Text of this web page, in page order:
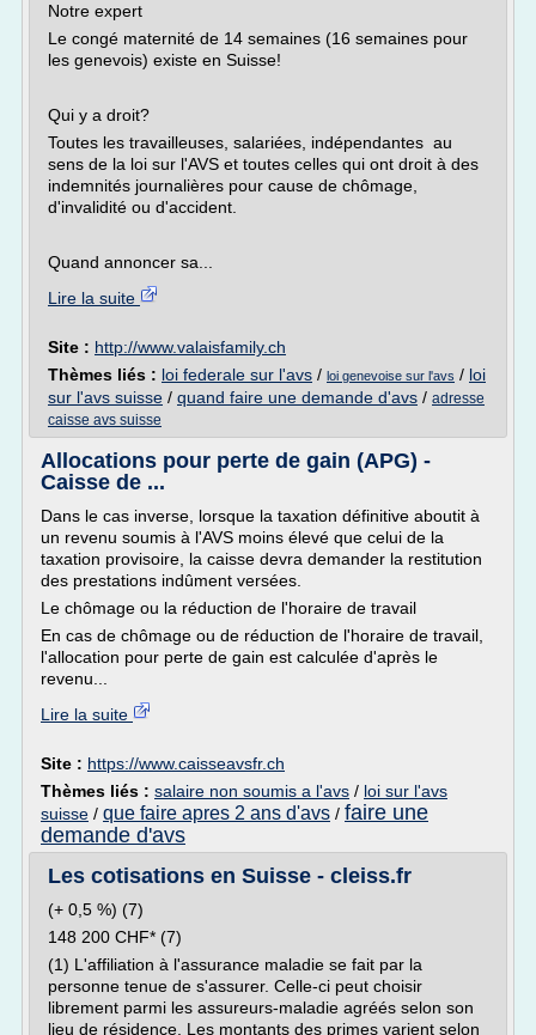
Notre expert
Le congé maternité de 14 semaines (16 semaines pour
les genevois) existe en Suisse!
Qui y a droit?
Toutes les travailleuses, salariées, indépendantes au
sens de la loi sur l'AVS et toutes celles qui ont droit à des
indemnités journalières pour cause de chômage,
d'invalidité ou d'accident.
Quand annoncer sa...
Lire la suite
Site : http://www.valaisfamily.ch
Thèmes liés : loi federale sur l'avs / loi genevoise sur l'avs / loi
sur l'avs suisse / quand faire une demande d'avs / adresse
caisse avs suisse
Allocations pour perte de gain (APG) -
Caisse de ...
Dans le cas inverse, lorsque la taxation définitive aboutit à
un revenu soumis à l'AVS moins élevé que celui de la
taxation provisoire, la caisse devra demander la restitution
des prestations indûment versées.
Le chômage ou la réduction de l'horaire de travail
En cas de chômage ou de réduction de l'horaire de travail,
l'allocation pour perte de gain est calculée d'après le
revenu...
Lire la suite
Site : https://www.caisseavsfr.ch
Thèmes liés : salaire non soumis a l'avs / loi sur l'avs
suisse / que faire apres 2 ans d'avs / faire une
demande d'avs
Les cotisations en Suisse - cleiss.fr
(+ 0,5 %) (7)
148 200 CHF* (7)
(1) L'affiliation à l'assurance maladie se fait par la
personne tenue de s'assurer. Celle-ci peut choisir
librement parmi les assureurs-maladie agréés selon son
lieu de résidence. Les montants des primes varient selon